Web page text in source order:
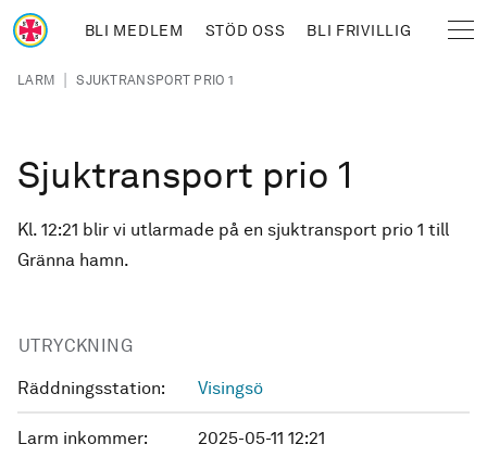
Hoppa till huvudinnehåll
BLI MEDLEM STÖD OSS BLI FRIVILLIG
Länkstig
LARM | SJUKTRANSPORT PRIO 1
Sjuktransport prio 1
Kl. 12:21 blir vi utlarmade på en sjuktransport prio 1 till
Gränna hamn.
UTRYCKNING
Räddningsstation: Visingsö
Larm inkommer: 2025-05-11 12:21